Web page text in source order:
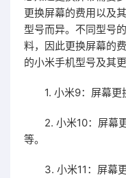
更换屏幕的费用以及
型号而异。不同型号
料，因此更换屏幕的
的小米手机型号及其
1. 小米9：屏幕更
2. 小米10：屏幕更
等。
3. 小米11：屏幕更